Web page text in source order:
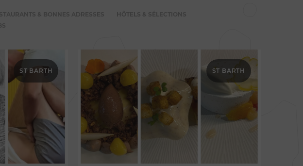
ST BARTH ST BARTH